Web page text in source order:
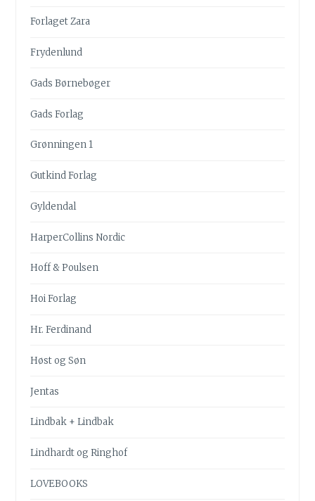
Forlaget Zara
Frydenlund
Gads Børnebøger
Gads Forlag
Grønningen 1
Gutkind Forlag
Gyldendal
HarperCollins Nordic
Hoff & Poulsen
Hoi Forlag
Hr. Ferdinand
Høst og Søn
Jentas
Lindbak + Lindbak
Lindhardt og Ringhof
LOVEBOOKS